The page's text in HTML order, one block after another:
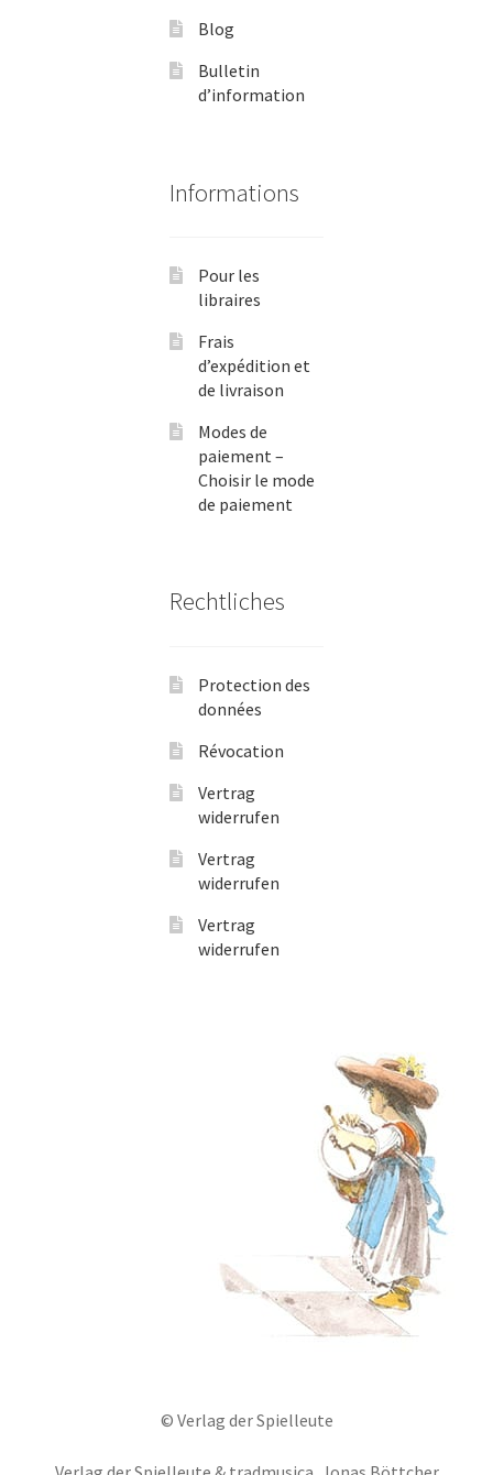
Blog
Bulletin
d’information
Informations
Pour les
libraires
Frais
d’expédition et
de livraison
Modes de
paiement –
Choisir le mode
de paiement
Rechtliches
Protection des
données
Révocation
Vertrag
widerrufen
Vertrag
widerrufen
Vertrag
widerrufen
© Verlag der Spielleute